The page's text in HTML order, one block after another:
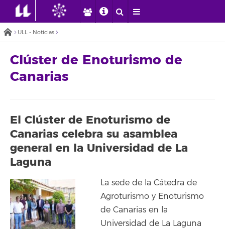
ULL - Noticias
Clúster de Enoturismo de
Canarias
El Clúster de Enoturismo de
Canarias celebra su asamblea
general en la Universidad de La
Laguna
La sede de la Cátedra de
Agroturismo y Enoturismo
de Canarias en la
Universidad de La Laguna